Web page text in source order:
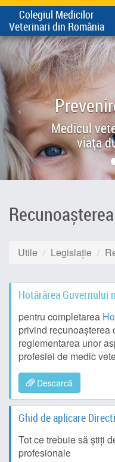
Colegiul Medicilor
Veterinari din România
Medicul
viața
Utile Legislație
Hotărârea Guvernului
pentru completarea
privind recunoaşterea
reglementarea unor
profesiei de medic
Descarcă
Ghid de aplicare
Tot ce trebuie să știți
profesionale